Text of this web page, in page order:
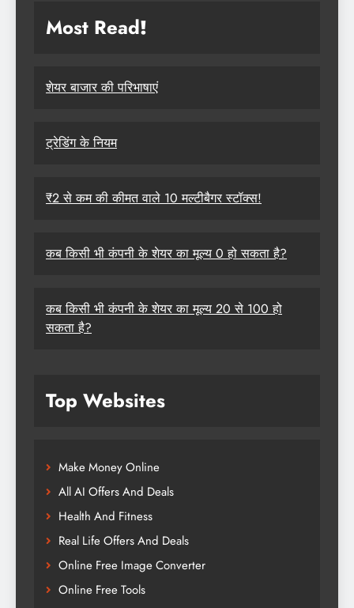
Most Read!
शेयर बाजार की परिभाषाएं
ट्रेडिंग के नियम
₹2 से कम की कीमत वाले 10 मल्टीबैगर स्टॉक्स!
कब किसी भी कंपनी के शेयर का मूल्य 0 हो सकता है?
कब किसी भी कंपनी के शेयर का मूल्य 20 से 100 हो
सकता है?
Top Websites
Make Money Online
All AI Offers And Deals
Health And Fitness
Real Life Offers And Deals
Online Free Image Converter
Online Free Tools